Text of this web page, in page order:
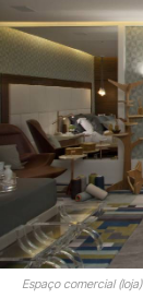
Espaço comercial (loja)